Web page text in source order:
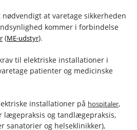
nødvendigt at varetage sikkerheden
kommer i forbindelse
(ME-udstyr).
til elektriske installationer i
patienter og medicinske
installationer på hospitaler,
lægepraksis og tandlægepraksis,
sanatorier og helseklinikker),